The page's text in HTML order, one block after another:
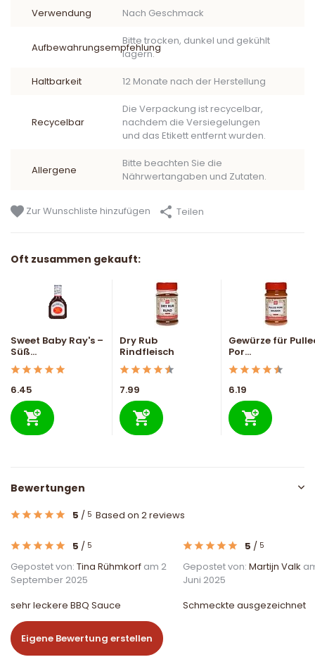
Verwendung Nach Geschmack
AufbewahrungsempfehlungBitte trocken, dunkel und gekühlt
lagern.
Haltbarkeit 12 Monate nach der Herstellung
Recycelbar
Die Verpackung ist recycelbar,
nachdem die Versiegelungen
und das Etikett entfernt wurden.
Allergene
Bitte beachten Sie die
Nährwertangaben und Zutaten.
Zur Wunschliste hinzufügen Teilen
Oft zusammen gekauft:
Sweet Baby Ray's –
Süß...
6.45
Dry Rub
Rindfleisch
7.99
Gewürze für
Por...
6.19
Bewertungen
5 / 5 Based on 2 reviews
5 / 5
Gepostet von: Tina Rühmkorf am 2
September 2025
sehr leckere BBQ Sauce
5 / 5
Gepostet von: Martijn Valk
Juni 2025
Schmeckte ausgezeichnet
Eigene Bewertung erstellen